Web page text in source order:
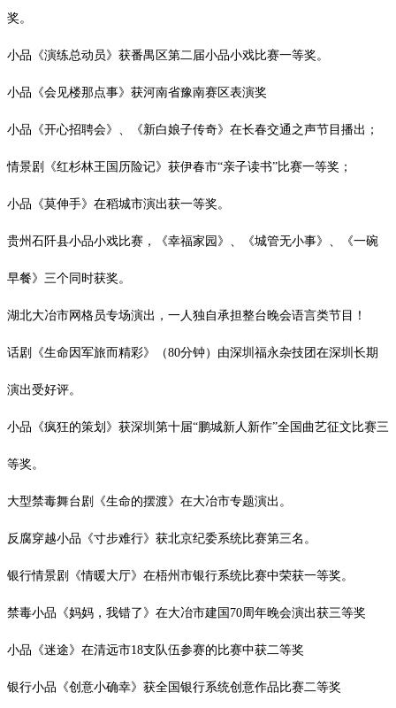
奖。
小品《演练总动员》获番禺区第二届小品小戏比赛一等奖。
小品《会见楼那点事》获河南省豫南赛区表演奖
小品《开心招聘会》、《新白娘子传奇》在长春交通之声节目播出；
情景剧《红杉林王国历险记》获伊春市“亲子读书”比赛一等奖；
小品《莫伸手》在稻城市演出获一等奖。
贵州石阡县小品小戏比赛，《幸福家园》、《城管无小事》、《一碗
早餐》三个同时获奖。
湖北大冶市网格员专场演出，一人独自承担整台晚会语言类节目！
话剧《生命因军旅而精彩》（80分钟）由深圳福永杂技团在深圳长期
演出受好评。
小品《疯狂的策划》获深圳第十届“鹏城新人新作”全国曲艺征文比赛三
等奖。
大型禁毒舞台剧《生命的摆渡》在大冶市专题演出。
反腐穿越小品《寸步难行》获北京纪委系统比赛第三名。
银行情景剧《情暖大厅》在梧州市银行系统比赛中荣获一等奖。
禁毒小品《妈妈，我错了》在大冶市建国 70周年晚会演出获三等奖
小品《迷途》在清远市18支队伍参赛的比赛中获二等奖
银行小品《创意小确幸》获全国银行系统创意作品比赛二等奖